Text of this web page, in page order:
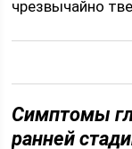
чрезвычайно
Симптомы
ранней